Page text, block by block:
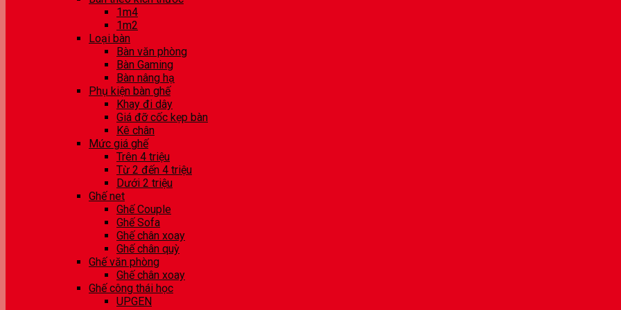
1m4
1m2
Loại bàn
Bàn văn phòng
Bàn Gaming
Bàn nâng hạ
Phụ kiện bàn ghế
Khay đi dây
Giá đỡ cốc kẹp bàn
Kê chân
Mức giá ghế
Trên 4 triệu
Từ 2 đến 4 triệu
Dưới 2 triệu
Ghế net
Ghế Couple
Ghế Sofa
Ghế chân xoay
Ghế chân quỳ
Ghế văn phòng
Ghế chân xoay
Ghế công thái học
UPGEN